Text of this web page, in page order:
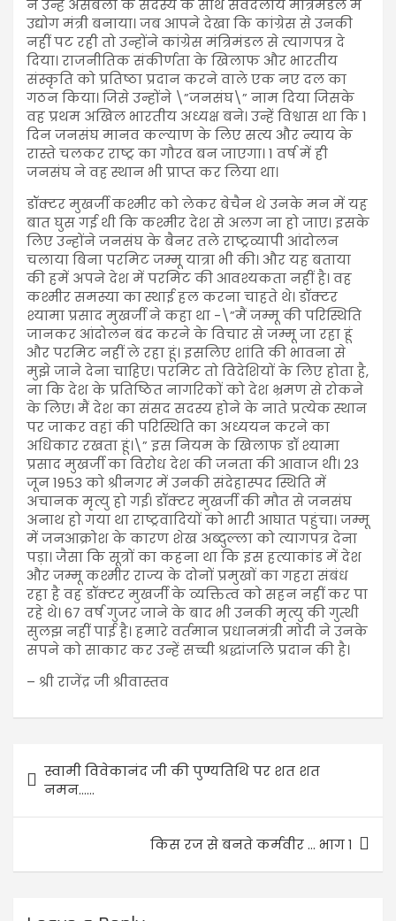
ने उन्हें असेंबली के सदस्य के साथ सर्वदलीय मंत्रिमंडल में
उद्योग मंत्री बनाया। जब आपने देखा कि कांग्रेस से उनकी
नहीं पट रही तो उन्होंने कांग्रेस मंत्रिमंडल से त्यागपत्र दे
दिया। राजनीतिक संकीर्णता के खिलाफ और भारतीय
संस्कृति को प्रतिष्ठा प्रदान करने वाले एक नए दल का
गठन किया। जिसे उन्होंने \”जनसंघ\” नाम दिया जिसके
वह प्रथम अखिल भारतीय अध्यक्ष बने। उन्हें विश्वास था कि 1
दिन जनसंघ मानव कल्याण के लिए सत्य और न्याय के
रास्ते चलकर राष्ट्र का गौरव बन जाएगा। 1 वर्ष में ही
जनसंघ ने वह स्थान भी प्राप्त कर लिया था।
डॉक्टर मुखर्जी कश्मीर को लेकर बेचैन थे उनके मन में यह
बात घुस गई थी कि कश्मीर देश से अलग ना हो जाए। इसके
लिए उन्होंने जनसंघ के बैनर तले राष्ट्रव्यापी आंदोलन
चलाया बिना परमिट जम्मू यात्रा भी की। और यह बताया
की हमें अपने देश में परमिट की आवश्यकता नहीं है। वह
कश्मीर समस्या का स्थाई हल करना चाहते थे। डॉक्टर
श्यामा प्रसाद मुखर्जी ने कहा था -\”मैं जम्मू की परिस्थिति
जानकर आंदोलन बंद करने के विचार से जम्मू जा रहा हूं
और परमिट नहीं ले रहा हूं। इसलिए शांति की भावना से
मुझे जाने देना चाहिए। परमिट तो विदेशियों के लिए होता है,
ना कि देश के प्रतिष्ठित नागरिकों को देश भ्रमण से रोकने
के लिए। मैं देश का संसद सदस्य होने के नाते प्रत्येक स्थान
पर जाकर वहां की परिस्थिति का अध्ययन करने का
अधिकार रखता हूं।\” इस नियम के खिलाफ डॉ श्यामा
प्रसाद मुखर्जी का विरोध देश की जनता की आवाज थी। 23
जून 1953 को श्रीनगर में उनकी संदेहास्पद स्थिति में
अचानक मृत्यु हो गई। डॉक्टर मुखर्जी की मौत से जनसंघ
अनाथ हो गया था राष्ट्रवादियों को भारी आघात पहुंचा। जम्मू
में जनआक्रोश के कारण शेख अब्दुल्ला को त्यागपत्र देना
पड़ा। जैसा कि सूत्रों का कहना था कि इस हत्याकांड में देश
और जम्मू कश्मीर राज्य के दोनों प्रमुखों का गहरा संबंध
रहा है वह डॉक्टर मुखर्जी के व्यक्तित्व को सहन नहीं कर पा
रहे थे। 67 वर्ष गुजर जाने के बाद भी उनकी मृत्यु की गुत्थी
सुलझ नहीं पाई है। हमारे वर्तमान प्रधानमंत्री मोदी ने उनके
सपने को साकार कर उन्हें सच्ची श्रद्धांजलि प्रदान की है।
– श्री राजेंद्र जी श्रीवास्तव
स्वामी विवेकानंद जी की पुण्यतिथि पर शत शत
नमन……
किस रज से बनते कर्मवीर … भाग १